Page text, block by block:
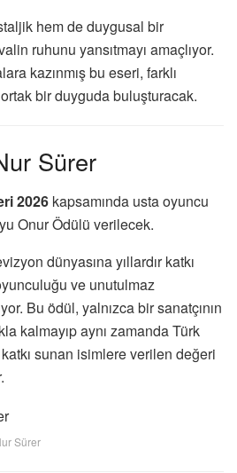
hem de duygusal bir
ruhunu yansıtmayı amaçlıyor.
kazınmış bu eseri, farklı
bir duyguda buluşturacak.
Sürer
2026 kapsamında usta oyuncu
Onur Ödülü verilecek.
dünyasına yıllardır katkı
ve unutulmaz
Bu ödül, yalnızca bir sanatçının
kalmayıp aynı zamanda Türk
sunan isimlere verilen değeri
Sürer